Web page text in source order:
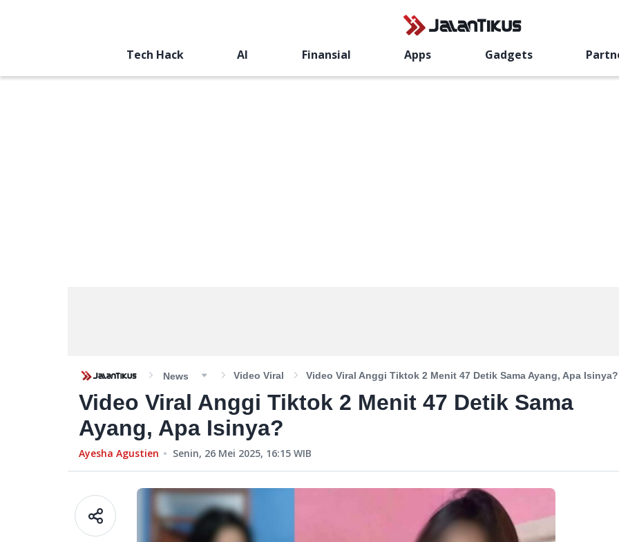
Tech Hack AI Finansial Apps Gadgets
News Video Viral Video Viral Anggi Tiktok 2 Menit 47 Detik Sama Ayang, Apa Isinya?
Video Viral Anggi Tiktok 2 Menit 47 Detik Sama
Ayang, Apa Isinya?
Ayesha Agustien Senin, 26 Mei 2025, 16:15 WIB